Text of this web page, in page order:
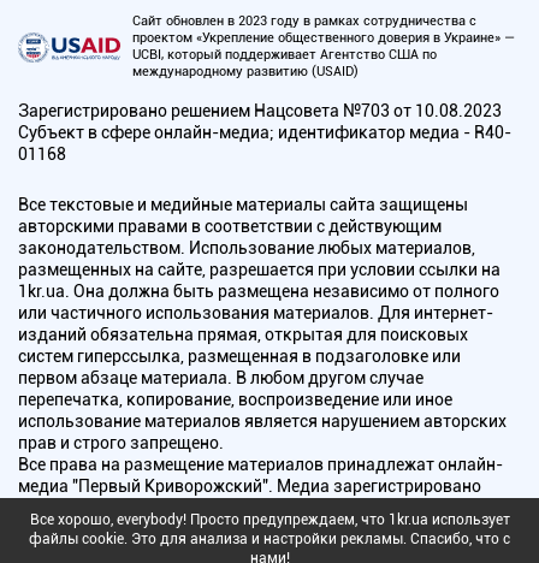
Сайт обновлен в 2023 году в рамках сотрудничества с
проектом «Укрепление общественного доверия в Украине» —
UCBI, который поддерживает Агентство США по
международному развитию (USAID)
Зарегистрировано решением Нацсовета №703 от 10.08.2023
Субъект в сфере онлайн-медиа; идентификатор медиа - R40-
01168
Все текстовые и медийные материалы сайта защищены
авторскими правами в соответствии с действующим
законодательством. Использование любых материалов,
размещенных на сайте, разрешается при условии ссылки на
1kr.ua. Она должна быть размещена независимо от полного
или частичного использования материалов. Для интернет-
изданий обязательна прямая, открытая для поисковых
систем гиперссылка, размещенная в подзаголовке или
первом абзаце материала. В любом другом случае
перепечатка, копирование, воспроизведение или иное
использование материалов является нарушением авторских
прав и строго запрещено.
Все права на размещение материалов принадлежат онлайн-
медиа "Первый Криворожский". Медиа зарегистрировано
радиовещания.
Все хорошо, everybody! Просто предупреждаем, что 1kr.ua использует
файлы cookie. Это для анализа и настройки рекламы. Спасибо, что с
нами!